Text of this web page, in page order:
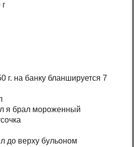
г. на банку бланшируется 7
я брал мороженный
до верху бульоном